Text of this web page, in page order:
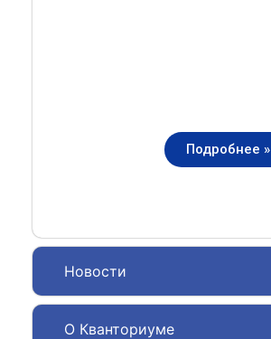
Новости
О Кванториуме
Подробнее »